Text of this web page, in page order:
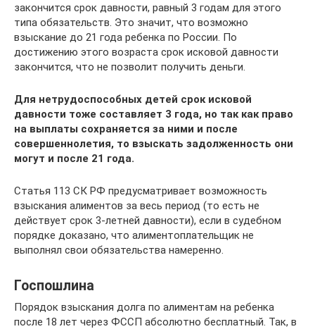
закончится срок давности, равный 3 годам для этого
типа обязательств. Это значит, что возможно
взыскание до 21 года ребенка по России. По
достижению этого возраста срок исковой давности
закончится, что не позволит получить деньги.
Для нетрудоспособных детей срок исковой
давности тоже составляет 3 года, но так как право
на выплаты сохраняется за ними и после
совершеннолетия, то взыскать задолженность они
могут и после 21 года.
Статья 113 СК РФ предусматривает возможность
взыскания алиментов за весь период (то есть не
действует срок 3-летней давности), если в судебном
порядке доказано, что алиментоплательщик не
выполнял свои обязательства намеренно.
Госпошлина
Порядок взыскания долга по алиментам на ребенка
после 18 лет через ФССП абсолютно бесплатный. Так, в